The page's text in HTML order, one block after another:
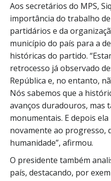
Aos secretários do MPS,
importância do trabalho
partidários e da
município do país para a
históricas do partido.
retrocesso já observado
República e, no entanto,
Nós sabemos que a
avanços duradouros, mas
monumentais. E depois
novamente ao progresso,
humanidade”, afirmou.
O presidente também
país, destacando, por